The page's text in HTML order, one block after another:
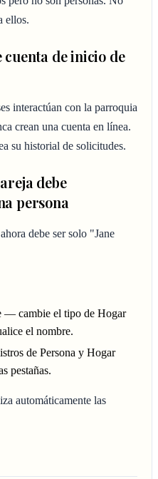
ellos.
de inicio de
interactúan con la parroquia
crean una cuenta en línea.
su historial de solicitudes.
debe
persona
debe ser solo "Jane
— cambie el tipo de Hogar
el nombre.
de Persona y Hogar
pestañas.
automáticamente las